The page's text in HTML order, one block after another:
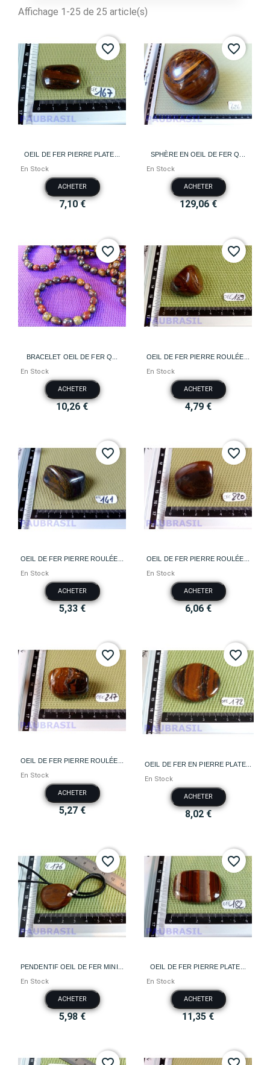
Affichage 1-25 de 25 article(s)
OEIL DE FER PIERRE PLATE...
En Stock
ACHETER
7,10 €
favorite_border
SPHÈRE EN OEIL DE FER Q...
En Stock
ACHETER
129,06 €
favorite_border
BRACELET OEIL DE FER Q...
En Stock
ACHETER
10,26 €
favorite_border
OEIL DE FER PIERRE ROULÉE...
En Stock
ACHETER
4,79 €
favorite_border
OEIL DE FER PIERRE ROULÉE...
En Stock
ACHETER
5,33 €
favorite_border
OEIL DE FER PIERRE ROULÉE...
En Stock
ACHETER
6,06 €
favorite_border
OEIL DE FER PIERRE ROULÉE...
En Stock
ACHETER
5,27 €
favorite_border
OEIL DE FER EN PIERRE PLATE...
En Stock
ACHETER
8,02 €
favorite_border
PENDENTIF OEIL DE FER MINI...
En Stock
ACHETER
5,98 €
favorite_border
OEIL DE FER PIERRE PLATE...
En Stock
ACHETER
11,35 €
favorite_border